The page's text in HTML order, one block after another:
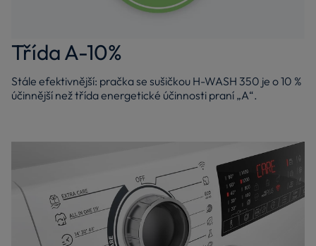
Třída A-10%
Stále efektivnější: pračka se sušičkou H-WASH 350 je o 10 %
účinnější než třída energetické účinnosti praní „A“.